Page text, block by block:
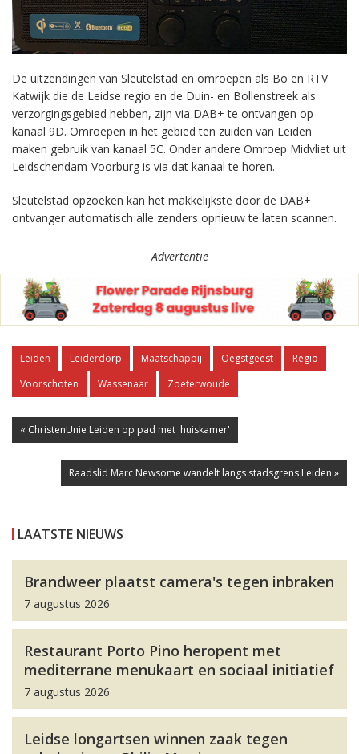
De uitzendingen van Sleutelstad en omroepen als Bo en RTV
Katwijk die de Leidse regio en de Duin- en Bollenstreek als
verzorgingsgebied hebben, zijn via DAB+ te ontvangen op
kanaal 9D. Omroepen in het gebied ten zuiden van Leiden
maken gebruik van kanaal 5C. Onder andere Omroep Midvliet uit
Leidschendam-Voorburg is via dat kanaal te horen.
Sleutelstad opzoeken kan het makkelijkste door de DAB+
ontvanger automatisch alle zenders opnieuw te laten scannen.
Advertentie
Leiden Leiderdorp Maatschappij Oegstgeest
Regio
Voorschoten
Wassenaar Zoeterwoude
« ChristenUnie Leiden op pad met 'huiskamer'
Raadslid Marc Newsome wandelt langs stadsgrens Leiden »
LAATSTE NIEUWS
Brandweer plaatst camera's tegen inbraken
7 augustus 2026
Restaurant Porto Pino heropent met
mediterrane menukaart en sociaal initiatief
7 augustus 2026
Leidse longartsen winnen zaak tegen